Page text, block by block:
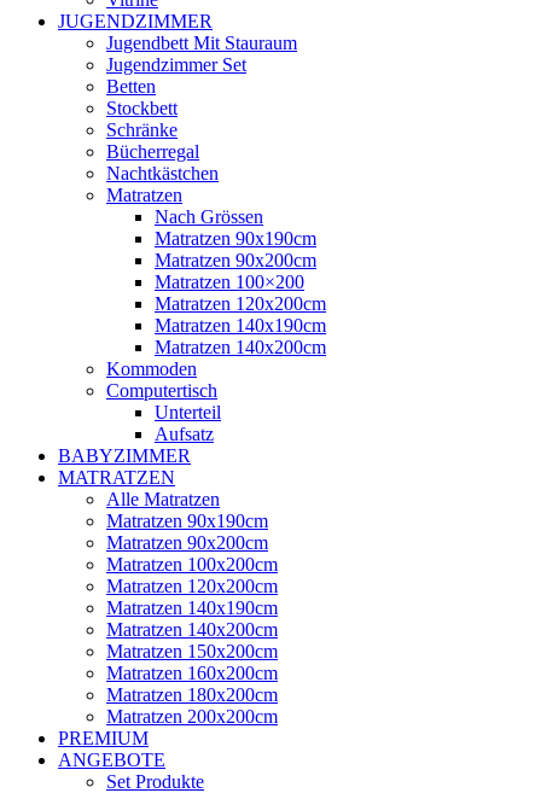
JUGENDZIMMER
Jugendbett Mit Stauraum
Jugendzimmer Set
Betten
Stockbett
Schränke
Bücherregal
Nachtkästchen
Matratzen
Nach Grössen
Matratzen 90x190cm
Matratzen 90x200cm
Matratzen 100×200
Matratzen 120x200cm
Matratzen 140x190cm
Matratzen 140x200cm
Kommoden
Computertisch
Unterteil
Aufsatz
BABYZIMMER
MATRATZEN
Alle Matratzen
Matratzen 90x190cm
Matratzen 90x200cm
Matratzen 100x200cm
Matratzen 120x200cm
Matratzen 140x190cm
Matratzen 140x200cm
Matratzen 150x200cm
Matratzen 160x200cm
Matratzen 180x200cm
Matratzen 200x200cm
PREMIUM
ANGEBOTE
Set Produkte